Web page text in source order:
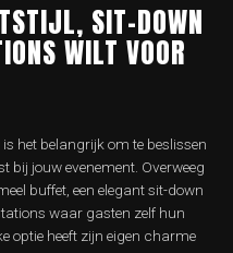
SIT-DOWN
WILT VOOR
het belangrijk om te beslissen
bij jouw evenement. Overweeg
buffet, een elegant sit-down
waar gasten zelf hun
optie heeft zijn eigen charme